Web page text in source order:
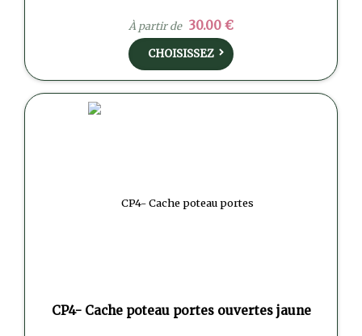
À partir de 30.00 €
CHOISISSEZ
CP4- Cache poteau portes ouvertes jaune